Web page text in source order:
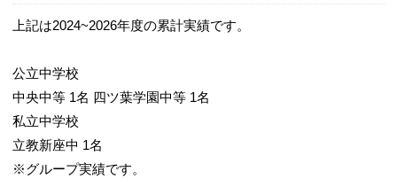
上記は2024~2026年度の累計実績です。
公立中学校
中央中等 1名 四ツ葉学園中等 1名
私立中学校
立教新座中 1名
※グループ実績です。